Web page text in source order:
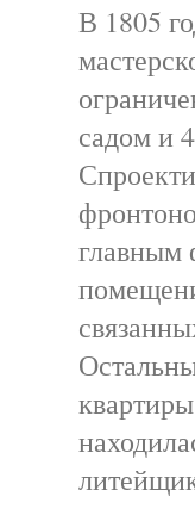
В 1805
садом и
главным